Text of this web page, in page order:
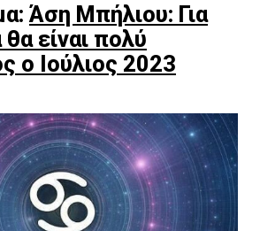
Άση Μπήλιου: Για
είναι πολύ
ο Ιούλιος 2023